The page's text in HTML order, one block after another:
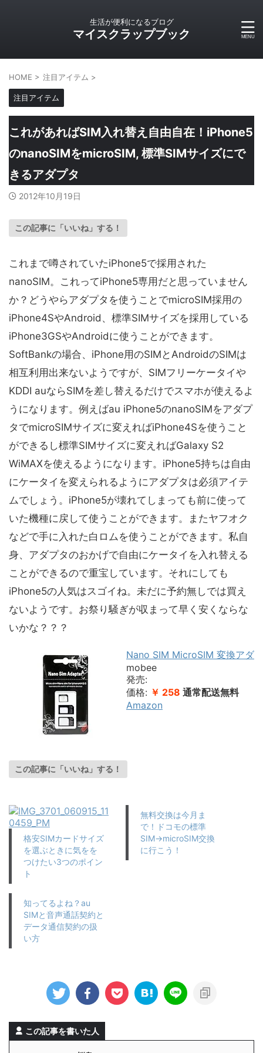
生活が便利になるブログ
マイスクラップブック
HOME > 注目アイテム >
注目アイテム
これがあればSIM入れ替え自由自在！iPhone5
のnanoSIMをmicroSIM, 標準SIMサイズにで
きるアダプタ
2012年10月19日
この記事に「いいね」する！
これまで噂されていたiPhone5で採用された
nanoSIM。これってiPhone5専用だと思っていません
か？どうやらアダプタを使うことでmicroSIM採用の
iPhone4SやAndroid、標準SIMサイズを採用している
iPhone3GSやAndroidに使うことができます。
SoftBankの場合、iPhone用のSIMとAndroidのSIMは
相互利用出来ないようですが、SIMフリーケータイや
KDDI auならSIMを差し替えるだけでスマホが使えるよ
うになります。例えばau iPhone5のnanoSIMをアダプ
タでmicroSIMサイズに変えればiPhone4Sを使うこと
ができるし標準SIMサイズに変えればGalaxy S2
WiMAXを使えるようになります。iPhone5持ちは自由
にケータイを変えられるようにアダプタは必須アイテ
ムでしょう。iPhone5が壊れてしまっても前に使って
いた機種に戻して使うことができます。またヤフオク
などで手に入れた白ロムを使うことができます。私自
身、アダプタのおかげで自由にケータイを入れ替える
ことができるので重宝しています。それにしても
iPhone5の人気はスゴイね。未だに予約無しでは買え
ないようです。お祭り騒ぎが収まって早く安くならな
いかな？？？
Nano SIM MicroSIM 変換アダ
mobee
発売:
価格: ￥ 258 通常配送無料
Amazon
この記事に「いいね」する！
格安SIMカードサイズ
を選ぶときに気をを
つけたい3つのポイン
ト
無料交換は今月ま
で！ドコモの標準
SIM→microSIM交換
に行こう！
知ってるよね？au
SIMと音声通話契約と
データ通信契約の扱
い方
この記事を書いた人